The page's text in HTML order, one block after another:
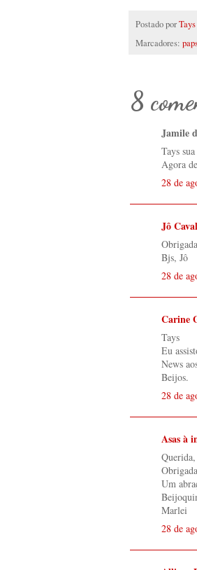
Postado por
Marcadores:
8
Jamile
Tays
Agora
28 de
Jô
Bjs, Jô
28 de
Carine
Tays
Eu
News
Beijos.
28 de
Asas à
Um
Marlei
28 de